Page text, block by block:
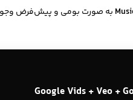
به صورت بومی و پیش‌فرض وجود